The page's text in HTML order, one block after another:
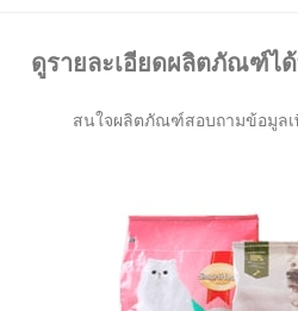
ดูรายละเอียดผลิตภัณฑ์ไ
สนใจผลิตภัณฑ์สอบถามข้อมูลเ